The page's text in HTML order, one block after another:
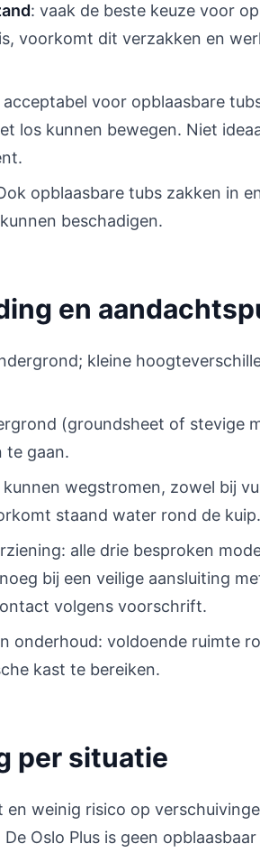
: vaak de beste keuze voor
voorkomt dit verzakken en
acceptabel voor opblaasbare
los kunnen bewegen. Niet
opblaasbare tubs zakken in
beschadigen.
en
kleine
(groundsheet of stevige
te gaan.
wegstromen, zowel bij
staand water rond de kuip.
alle drie besproken
bij een veilige aansluiting
volgens voorschrift.
onderhoud: voldoende ruimte
kast te bereiken.
per situatie
en weinig risico op
Oslo Plus is geen